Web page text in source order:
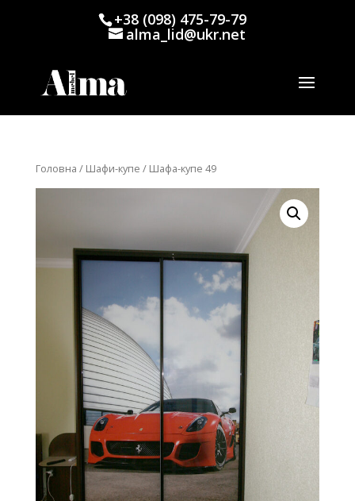
+38 (098) 475-79-79
alma_lid@ukr.net
Головна / Шафи-купе / Шафа-купе 49